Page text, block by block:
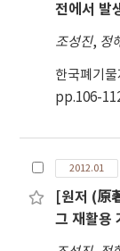
전에서 발
조성진, 정
한국폐기
pp.106-
2012.01
[원저 (原
그 재활용